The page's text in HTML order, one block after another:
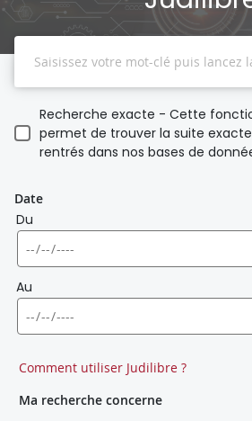
Recherche exacte - Cette
permet de trouver la suite
rentrés dans nos bases de
Date
Du
Au
Comment utiliser Judilibre ?
Ma recherche concerne